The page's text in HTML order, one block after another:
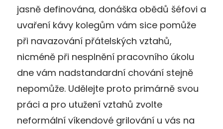
jasně definována, donáška obědů šéfovi a
uvaření kávy kolegům vám sice pomůže
při navazování přátelských vztahů,
nicméně při nesplnění pracovního úkolu
dne vám nadstandardní chování stejně
nepomůže. Udělejte proto primárně svou
práci a pro utužení vztahů zvolte
neformální víkendové grilování u vás na